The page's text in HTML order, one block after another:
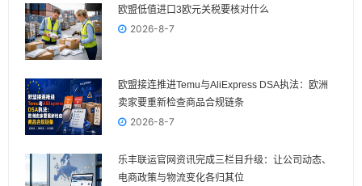
欧盟低值进口3欧元关税要核对什么
2026-8-7
欧盟接连推进Temu与AliExpress DSA执法：欧洲
卖家要重新检查商品合规链条
2026-8-7
乐丰联运官网资讯完成三栏目升级：让公司动态、
电商政策与物流变化各归其位